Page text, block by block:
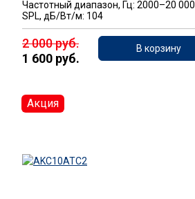
Частотный диапазон, Гц: 2000–20 000
SPL, дБ/Вт/м: 104
2 000 руб.
1 600 руб.
В корзину
Акция